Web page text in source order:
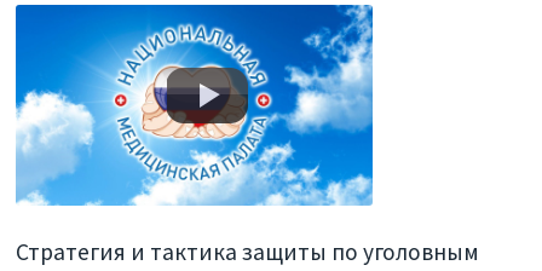
Стратегия и тактика защиты по уголовным